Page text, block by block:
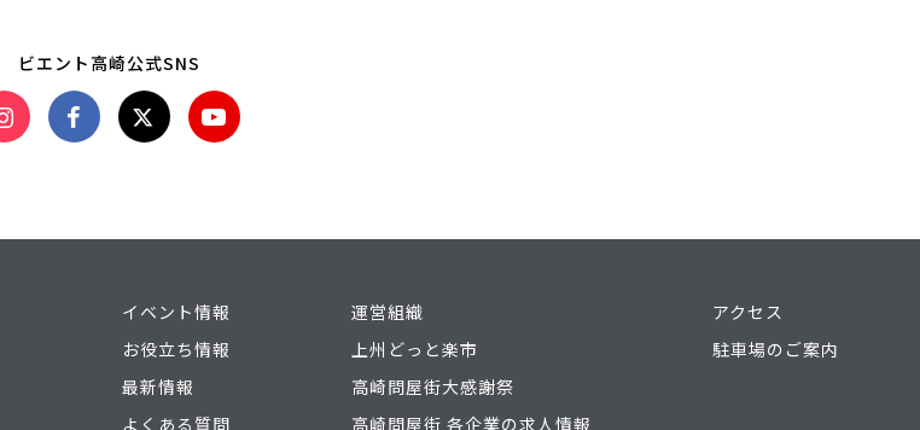
ビエント高崎公式SNS
イベント情報
お役立ち情報
最新情報
よくある質問
運営組織
上州どっと楽市
高崎問屋街大感謝祭
高崎問屋街 各企業の求人情報
アクセス
駐車場のご案内